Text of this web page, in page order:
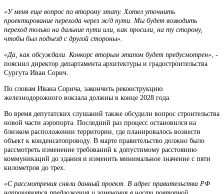
«У меня еще вопрос по второму этапу. Хотел уточнить
проектирование перехода через ж/д пути. Мы будет возводить
переход только на дальние пути или, как просили, на ту сторону,
чтобы был подъезд с другой стороны».
«Да, как обсуждали. Конкорс вторым этапом будет предусмотрен» , -
пояснил директор департамента архитектуры и градостроительства
Сургута Иван Сорич.
По словам Ивана Сорича, закончить реконструкцию
железнодорожного вокзала должны в конце 2028 года.
Во время депутатских слушаний также обсудили вопрос строительства
новой части аэропорта. Последний раз процесс остановился на
близком расположении территории, где планировалось возвести
объект к конденсатопроводу. В марте правительство должно было
рассмотреть изменение требований к допустимому расстоянию
коммуникаций до здания и изменить минимальное значение с пяти
километров до трех.
«С рассмотрения сняли данный проект. В адрес правительства РФ